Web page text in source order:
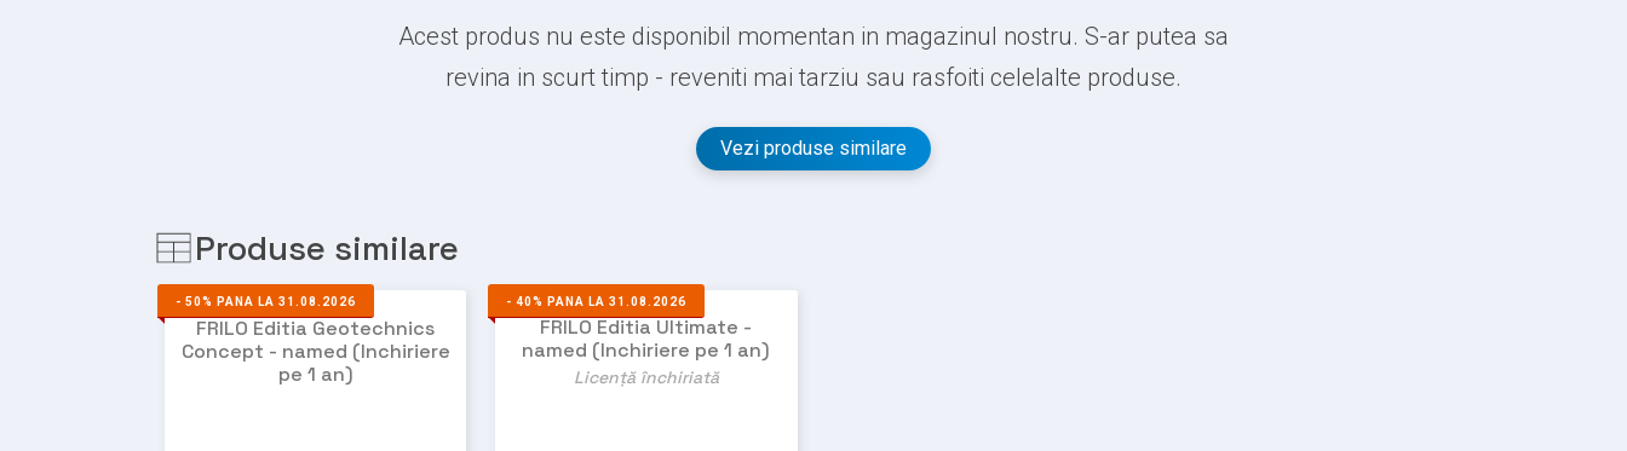
Acest produs nu este disponibil momentan in magazinul nostru. S-ar putea sa
revina in scurt timp - reveniti mai tarziu sau rasfoiti celelalte produse.
Vezi produse similare
Produse similare
- 50% PANA LA 31.08.2026
FRILO Editia Geotechnics
Concept - named (Inchiriere
pe 1 an)
- 40% PANA LA 31.08.2026
FRILO Editia Ultimate -
named (Inchiriere pe 1 an)
Licență închiriată